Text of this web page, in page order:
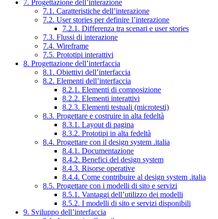
7. Progettazione dell’interazione
7.1. Caratteristiche dell’interazione
7.2. User stories per definire l’interazione
7.2.1. Differenza tra scenari e user stories
7.3. Flussi di interazione
7.4. Wireframe
7.5. Prototipi interattivi
8. Progettazione dell’interfaccia
8.1. Obiettivi dell’interfaccia
8.2. Elementi dell’interfaccia
8.2.1. Elementi di composizione
8.2.2. Elementi interattivi
8.2.3. Elementi testuali (microtesti)
8.3. Progettare e costruire in alta fedeltà
8.3.1. Layout di pagina
8.3.2. Prototipi in alta fedeltà
8.4. Progettare con il design system .italia
8.4.1. Documentazione
8.4.2. Benefici del design system
8.4.3. Risorse operative
8.4.4. Come contribuire al design system .italia
8.5. Progettare con i modelli di sito e servizi
8.5.1. Vantaggi dell’utilizzo dei modelli
8.5.2. I modelli di sito e servizi disponibili
9. Sviluppo dell’interfaccia